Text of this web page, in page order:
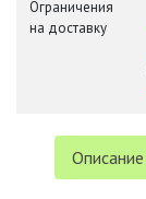
Ограничения
на доставку
Описание